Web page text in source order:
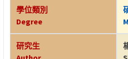
學位類別
Degree
研究生